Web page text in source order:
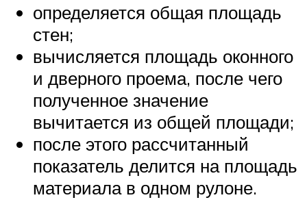
определяется общая площадь
стен;
вычисляется площадь оконного
и дверного проема, после чего
полученное значение
вычитается из общей площади;
после этого рассчитанный
показатель делится на площадь
материала в одном рулоне.